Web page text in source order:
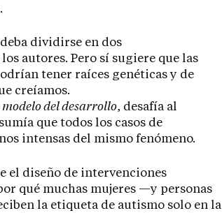
dividirse en dos
autores. Pero sí sugiere que las
tener raíces genéticas y de
creíamos.
modelo del desarrollo, desafía al
que todos los casos de
intensas del mismo fenómeno.
el diseño de intervenciones
qué muchas mujeres —y personas
la etiqueta de autismo solo en la